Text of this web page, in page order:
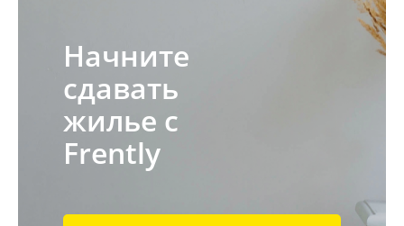
Начните
сдавать
жилье с
Frently